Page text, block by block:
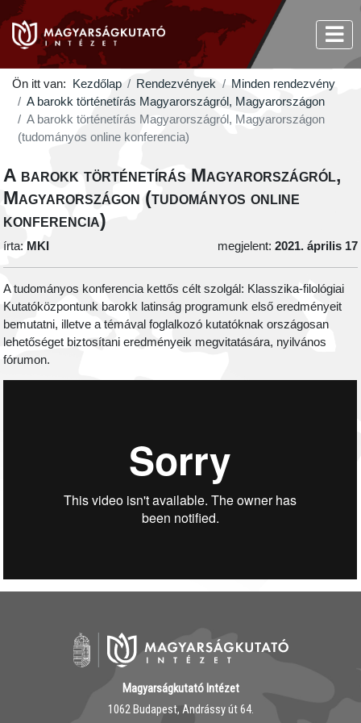
Ön itt van: Kezdőlap Rendezvények
Minden rendezvény
A barokk történetírás Magyarországról, Magyarországon
A barokk történetírás Magyarországról, Magyarországon
(tudományos online konferencia)
A barokk történetírás Magyarországról,
Magyarországon (tudományos online
konferencia)
írta: MKI megjelent: 2021. április 17
A tudományos konferencia kettős célt szolgál: Klasszika-filológiai
Kutatóközpontunk barokk latinság programunk első eredményeit
bemutatni, illetve a témával foglalkozó kutatóknak országosan
lehetőséget biztosítani eredményeik megvitatására, nyilvános
fórumon.
Magyarságkutató Intézet
1062 Budapest, Andrássy út 64.